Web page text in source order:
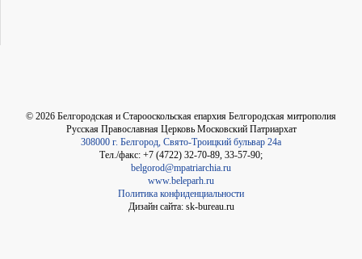
© 2026 Белгородская и Старооскольская епархия Белгородская митрополия
Русская Православная Церковь Московский Патриархат
308000 г. Белгород, Свято-Троицкий бульвар 24а
Тел./факс: +7 (4722) 32-70-89, 33-57-90;
belgorod@mpatriarchia.ru
www.beleparh.ru
Политика конфиденциальности
Дизайн сайта: sk-bureau.ru